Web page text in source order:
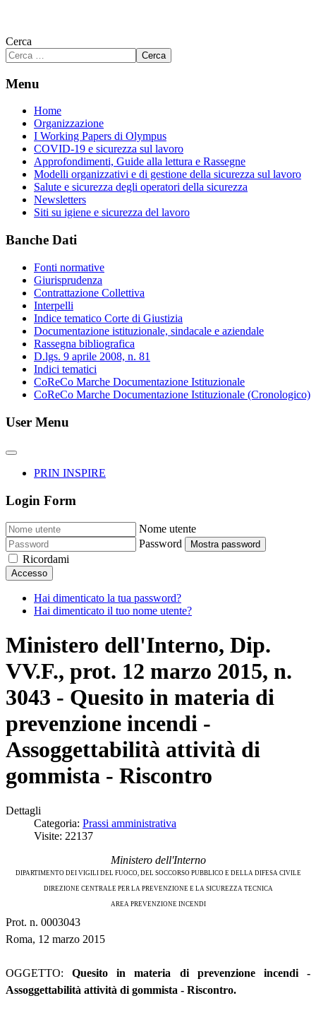
Cerca
Cerca
Menu
Home
Organizzazione
I Working Papers di Olympus
COVID-19 e sicurezza sul lavoro
Approfondimenti, Guide alla lettura e Rassegne
Modelli organizzativi e di gestione della sicurezza sul lavoro
Salute e sicurezza degli operatori della sicurezza
Newsletters
Siti su igiene e sicurezza del lavoro
Banche Dati
Fonti normative
Giurisprudenza
Contrattazione Collettiva
Interpelli
Indice tematico Corte di Giustizia
Documentazione istituzionale, sindacale e aziendale
Rassegna bibliografica
D.lgs. 9 aprile 2008, n. 81
Indici tematici
CoReCo Marche Documentazione Istituzionale
CoReCo Marche Documentazione Istituzionale (Cronologico)
User Menu
PRIN INSPIRE
Login Form
Nome utente
Password
Mostra password
Ricordami
Accesso
Hai dimenticato la tua password?
Hai dimenticato il tuo nome utente?
Ministero dell'Interno, Dip.
VV.F., prot. 12 marzo 2015, n.
3043 - Quesito in materia di
prevenzione incendi -
Assoggettabilità attività di
gommista - Riscontro
Dettagli
Categoria: Prassi amministrativa
Visite: 22137
Ministero dell'Interno
DIPARTIMENTO DEI VIGILI DEL FUOCO, DEL SOCCORSO PUBBLICO E DELLA DIFESA CIVILE
DIREZIONE CENTRALE PER LA PREVENZIONE E LA SICUREZZA TECNICA
AREA PREVENZIONE INCENDI
Prot. n. 0003043
Roma, 12 marzo 2015
OGGETTO:Quesito in materia di prevenzione incendi -
Assoggettabilità attività di gommista - Riscontro.